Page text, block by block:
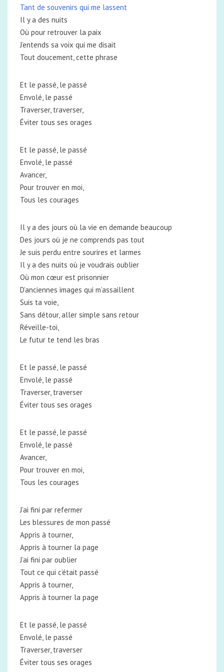
Tant de souvenirs qui me lassent
Il y a des nuits
Où pour retrouver la paix
J’entends sa voix qui me disait
Tout doucement, cette phrase
Et le passé, le passé
Envolé, le passé
Traverser, traverser,
Éviter tous ses orages
Et le passé, le passé
Envolé, le passé
Avancer,
Pour trouver en moi,
Tous les courages
Il y a des jours où la vie en demande beaucoup
Des jours où je ne comprends pas tout
Je suis perdu entre sourires et larmes
Il y a des nuits où je voudrais oublier
Où mon cœur est prisonnier
D’anciennes images qui m’assaillent
Suis ta voie,
Sans détour, aller simple sans retour
Réveille-toi,
Le futur te tend les bras
Et le passé, le passé
Envolé, le passé
Traverser, traverser
Éviter tous ses orages
Et le passé, le passé
Envolé, le passé
Avancer,
Pour trouver en moi,
Tous les courages
J’ai fini par refermer
Les blessures de mon passé
Appris à tourner,
Appris à tourner la page
J’ai fini par oublier
Tout ce qui c’était passé
Appris à tourner,
Appris à tourner la page
Et le passé, le passé
Envolé, le passé
Traverser, traverser
Éviter tous ses orages